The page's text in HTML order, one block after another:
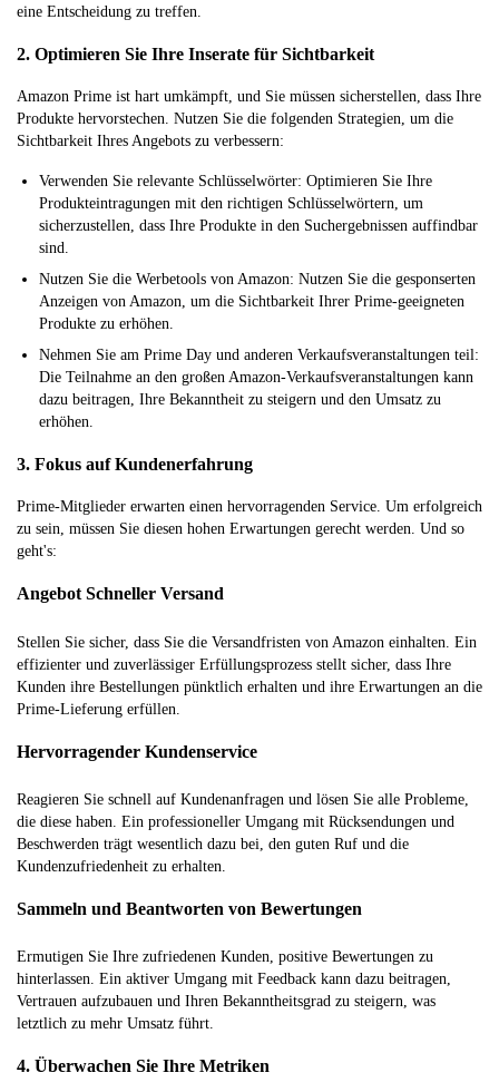
eine Entscheidung zu treffen.
2. Optimieren Sie Ihre Inserate für Sichtbarkeit
Amazon Prime ist hart umkämpft, und Sie müssen sicherstellen, dass Ihre
Produkte hervorstechen. Nutzen Sie die folgenden Strategien, um die
Sichtbarkeit Ihres Angebots zu verbessern:
Verwenden Sie relevante Schlüsselwörter: Optimieren Sie Ihre
Produkteintragungen mit den richtigen Schlüsselwörtern, um
sicherzustellen, dass Ihre Produkte in den Suchergebnissen auffindbar
sind.
Nutzen Sie die Werbetools von Amazon: Nutzen Sie die gesponserten
Anzeigen von Amazon, um die Sichtbarkeit Ihrer Prime-geeigneten
Produkte zu erhöhen.
Nehmen Sie am Prime Day und anderen Verkaufsveranstaltungen teil:
Die Teilnahme an den großen Amazon-Verkaufsveranstaltungen kann
dazu beitragen, Ihre Bekanntheit zu steigern und den Umsatz zu
erhöhen.
3. Fokus auf Kundenerfahrung
Prime-Mitglieder erwarten einen hervorragenden Service. Um erfolgreich
zu sein, müssen Sie diesen hohen Erwartungen gerecht werden. Und so
geht's:
Angebot Schneller Versand
Stellen Sie sicher, dass Sie die Versandfristen von Amazon einhalten. Ein
effizienter und zuverlässiger Erfüllungsprozess stellt sicher, dass Ihre
Kunden ihre Bestellungen pünktlich erhalten und ihre Erwartungen an die
Prime-Lieferung erfüllen.
Hervorragender Kundenservice
Reagieren Sie schnell auf Kundenanfragen und lösen Sie alle Probleme,
die diese haben. Ein professioneller Umgang mit Rücksendungen und
Beschwerden trägt wesentlich dazu bei, den guten Ruf und die
Kundenzufriedenheit zu erhalten.
Sammeln und Beantworten von Bewertungen
Ermutigen Sie Ihre zufriedenen Kunden, positive Bewertungen zu
hinterlassen. Ein aktiver Umgang mit Feedback kann dazu beitragen,
Vertrauen aufzubauen und Ihren Bekanntheitsgrad zu steigern, was
letztlich zu mehr Umsatz führt.
4. Überwachen Sie Ihre Metriken